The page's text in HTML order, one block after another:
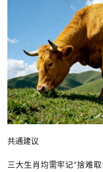
共通建议
三大生肖均需牢记“捨难